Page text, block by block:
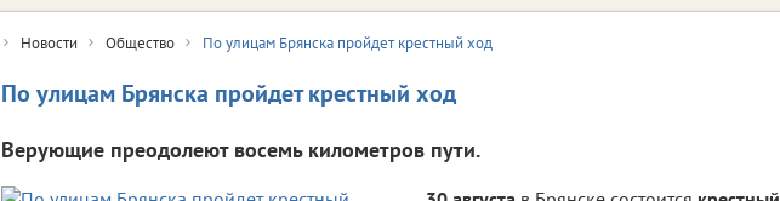
Новости Общество По улицам Брянска пройдет крестный ход
По улицам Брянска пройдет крестный ход
Верующие преодолеют восемь километров пути.